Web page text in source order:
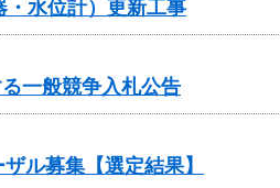
・水位計）更新工事
一般競争入札公告
ル募集【選定結果】